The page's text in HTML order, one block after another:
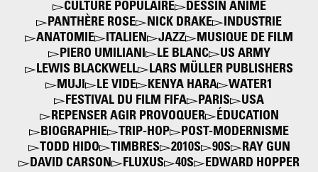
CULTURE POPULAIRE
DESSIN ANIMÉ
PANTHÈRE ROSE
NICK DRAKE
INDUSTRIE
ANATOMIE
ITALIEN JAZZ
MUSIQUE DE FILM
PIERO UMILIANI
LE BLANC
US ARMY
LEWIS BLACKWELL
LARS MÜLLER PUBLISHERS
MUJI
LE VIDE KENYA HARA
WATER1
FESTIVAL DU FILM FIFA
PARIS
USA
REPENSER AGIR PROVOQUER
ÉDUCATION
BIOGRAPHIE
TRIP-HOP
POST-MODERNISME
TODD HIDO
TIMBRES 2010S 90S
RAY GUN
DAVID CARSON
FLUXUS 40S
EDWARD HOPPER